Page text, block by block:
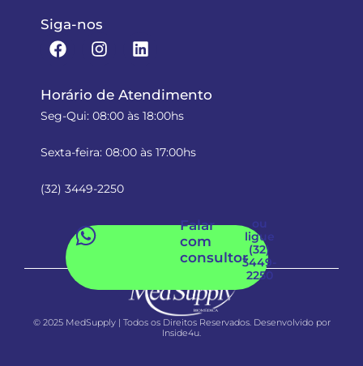
Falar
com
consultor
ou
ligue
(32)
3449-
2250
Siga-nos
Horário de Atendimento
Seg-Qui: 08:00 às 18:00hs
Sexta-feira: 08:00 às 17:00hs
(32) 3449-2250
© 2025 MedSupply | Todos os Direitos Reservados. Desenvolvido por
Inside4u.